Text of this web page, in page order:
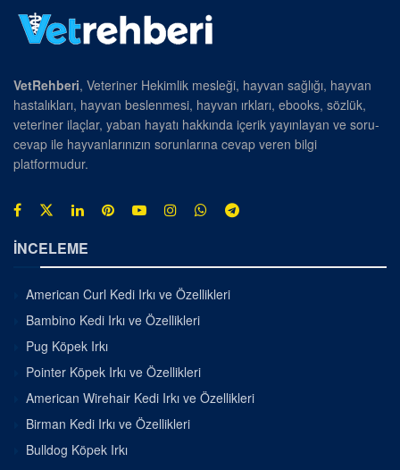
VetRehberi, Veteriner Hekimlik mesleği, hayvan sağlığı, hayvan
hastalıkları, hayvan beslenmesi, hayvan ırkları, ebooks, sözlük,
veteriner ilaçlar, yaban hayatı hakkında içerik yayınlayan ve soru-
cevap ile hayvanlarınızın sorunlarına cevap veren bilgi
platformudur.
İNCELEME
American Curl Kedi Irkı ve Özellikleri
Bambino Kedi Irkı ve Özellikleri
Pug Köpek Irkı
Pointer Köpek Irkı ve Özellikleri
American Wirehair Kedi Irkı ve Özellikleri
Birman Kedi Irkı ve Özellikleri
Bulldog Köpek Irkı